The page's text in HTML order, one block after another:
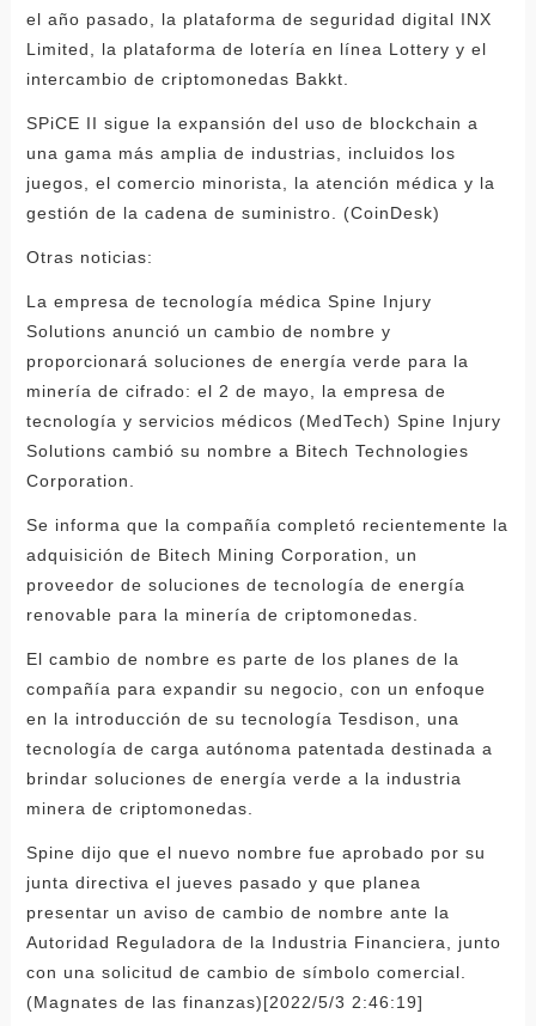
el año pasado, la plataforma de seguridad digital INX
Limited, la plataforma de lotería en línea Lottery y el
intercambio de criptomonedas Bakkt.
SPiCE II sigue la expansión del uso de blockchain a
una gama más amplia de industrias, incluidos los
juegos, el comercio minorista, la atención médica y la
gestión de la cadena de suministro. (CoinDesk)
Otras noticias:
La empresa de tecnología médica Spine Injury
Solutions anunció un cambio de nombre y
proporcionará soluciones de energía verde para la
minería de cifrado: el 2 de mayo, la empresa de
tecnología y servicios médicos (MedTech) Spine Injury
Solutions cambió su nombre a Bitech Technologies
Corporation.
Se informa que la compañía completó recientemente la
adquisición de Bitech Mining Corporation, un
proveedor de soluciones de tecnología de energía
renovable para la minería de criptomonedas.
El cambio de nombre es parte de los planes de la
compañía para expandir su negocio, con un enfoque
en la introducción de su tecnología Tesdison, una
tecnología de carga autónoma patentada destinada a
brindar soluciones de energía verde a la industria
minera de criptomonedas.
Spine dijo que el nuevo nombre fue aprobado por su
junta directiva el jueves pasado y que planea
presentar un aviso de cambio de nombre ante la
Autoridad Reguladora de la Industria Financiera, junto
con una solicitud de cambio de símbolo comercial.
(Magnates de las finanzas)[2022/5/3 2:46:19]